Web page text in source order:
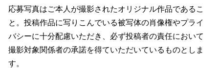
応募写真はご本人が撮影されたオリジナル作品であるこ
と。投稿作品に写りこんでいる被写体の肖像権やプライ
バシーに十分配慮いただき、必ず投稿者の責任において
撮影対象関係者の承諾を得ていただいているものとしま
す。